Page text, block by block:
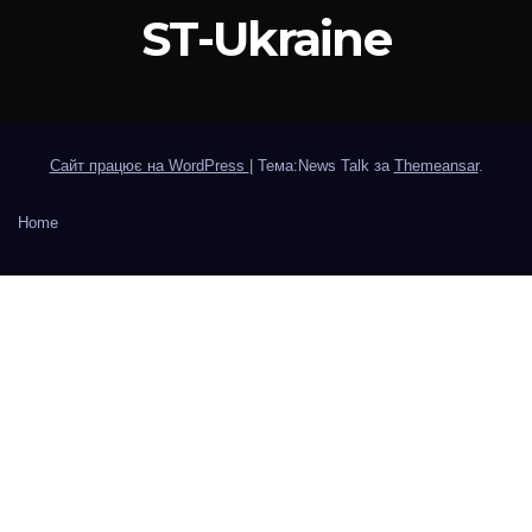
ST-Ukraine
Сайт працює на WordPress | Тема:News Talk за Themeansar.
Home